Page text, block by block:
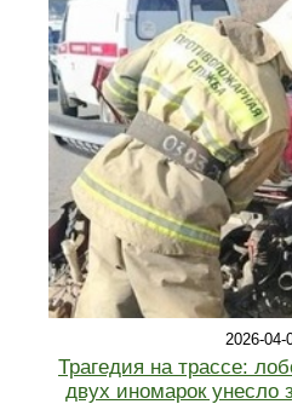
2026-04-
Трагедия на трассе:
двух иномарок унесло